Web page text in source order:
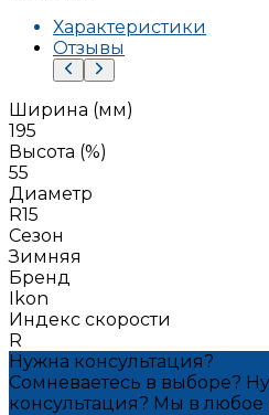
Характеристики
Отзывы
Ширина (мм)
195
Высота (%)
55
Диаметр
R15
Сезон
Зимняя
Бренд
Ikon
Индекс скорости
R
Нужна консультация?
Сомневаетесь в выборе?
консультация? Мы в